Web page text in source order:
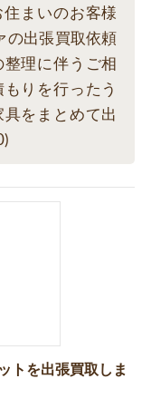
まいのお客様
の出張買取依頼
理に伴うご相
りを行ったう
をまとめて出
トを出張買取しま